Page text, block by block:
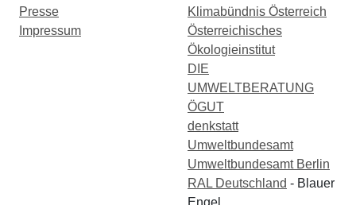
Presse
Impressum
Klimabündnis Österreich
Österreichisches
Ökologieinstitut
DIE
UMWELTBERATUNG
ÖGUT
denkstatt
Umweltbundesamt
Umweltbundesamt Berlin
RAL Deutschland - Blauer
Engel